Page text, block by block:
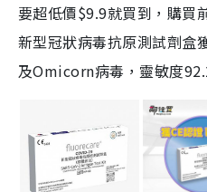
要超低價$9.9就買到，購買
新型冠狀病毒抗原測試劑盒
及Omicorn病毒，靈敏度